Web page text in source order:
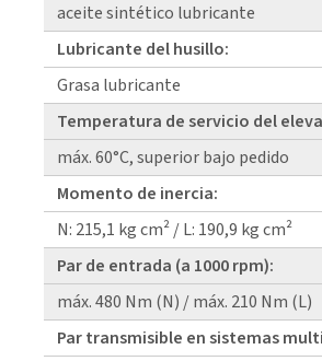
aceite sintético lubricante
Lubricante del husillo:
Grasa lubricante
Temperatura de servicio del
máx. 60°C, superior bajo pedido
Momento de inercia:
N: 215,1 kg cm² / L: 190,9 kg cm²
Par de entrada (a 1000 rpm):
máx. 480 Nm (N) / máx. 210 Nm (L)
Par transmisible en sistemas